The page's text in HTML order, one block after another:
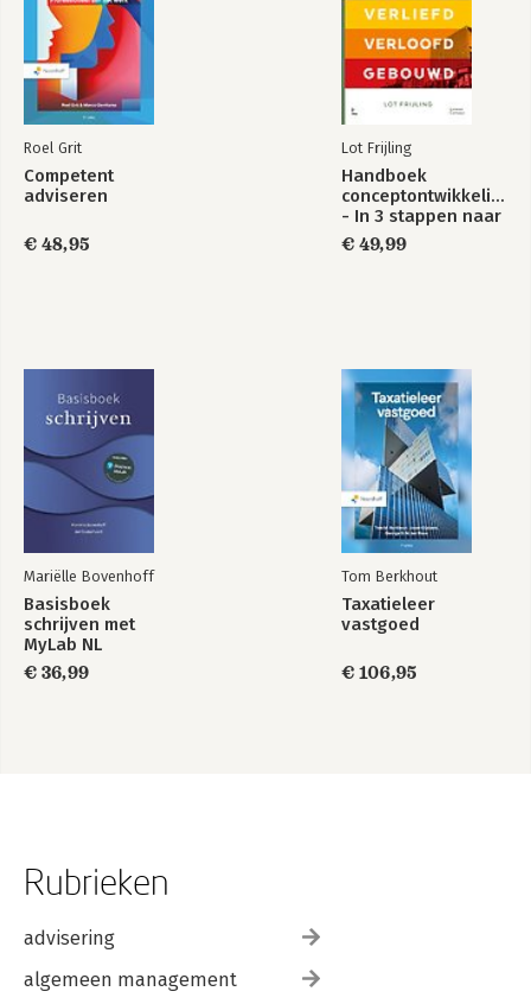
Roel Grit
Competent
adviseren
€ 48,95
Lot Frijling
Handboek
conceptontwikkeling
- In 3 stappen naar
waardevolle
locaties
€ 49,99
Mariëlle Bovenhoff
Basisboek
schrijven met
MyLab NL
toegangscode
€ 36,99
Tom Berkhout
Taxatieleer
vastgoed
€ 106,95
Rubrieken
advisering
algemeen management